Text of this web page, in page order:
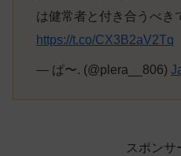
は健常者と付き合うべき
https://t.co/CX3B2aV2Tq
— ぱ〜. (@plera__806)
スポンサ